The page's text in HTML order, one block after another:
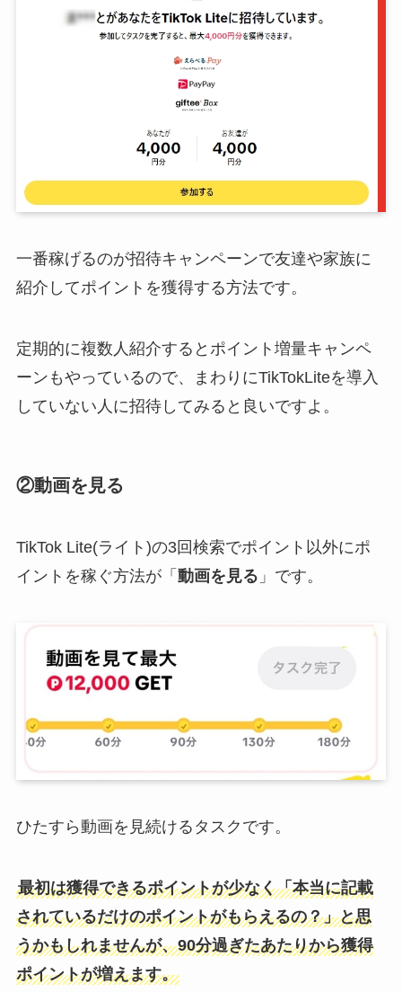
一番稼げるのが招待キャンペーンで友達や家族に
紹介してポイントを獲得する方法です。
定期的に複数人紹介するとポイント増量キャンペ
ーンもやっているので、まわりにTikTokLiteを導入
していない人に招待してみると良いですよ。
②動画を見る
TikTok Lite(ライト)の3回検索でポイント以外にポ
イントを稼ぐ方法が「 動画を見る 」です。
ひたすら動画を見続けるタスクです。
最初は獲得できるポイントが少なく「本当に記載
されているだけのポイントがもらえるの？」と思
うかもしれませんが、90分過ぎたあたりから獲得
ポイントが増えます。